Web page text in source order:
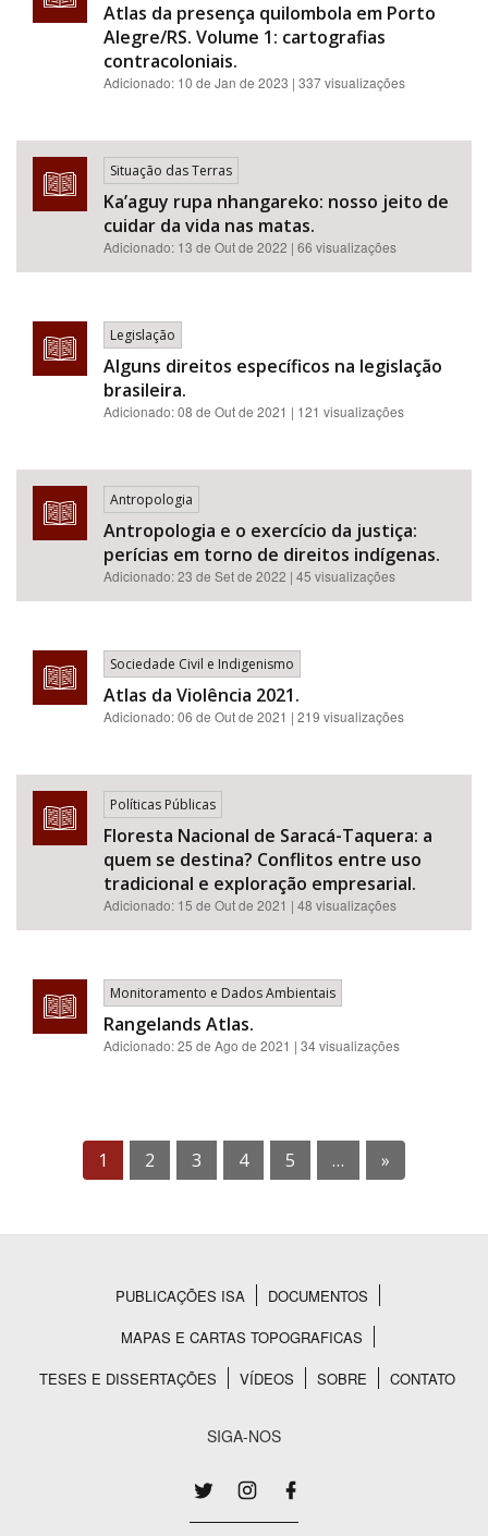
Atlas da presença quilombola em Porto
Alegre/RS. Volume 1: cartografias
contracoloniais.
Adicionado: 10 de Jan de 2023 | 337 visualizações
Situação das Terras
Ka’aguy rupa nhangareko: nosso jeito de
cuidar da vida nas matas.
Adicionado: 13 de Out de 2022 | 66 visualizações
Legislação
Alguns direitos específicos na legislação
brasileira.
Adicionado:08 de Out de 2021 | 121 visualizações
Antropologia
Antropologia e o exercício da justiça:
perícias em torno de direitos indígenas.
Adicionado:23 de Set de 2022 | 45 visualizações
Sociedade Civil e Indigenismo
Atlas da Violência 2021.
Adicionado:06 de Out de 2021 | 219 visualizações
Políticas Públicas
Floresta Nacional de Saracá-Taquera: a
quem se destina? Conflitos entre uso
tradicional e exploração empresarial.
Adicionado: 15 de Out de 2021 | 48 visualizações
Monitoramento e Dados Ambientais
Rangelands Atlas.
Adicionado:25 de Ago de 2021 | 34 visualizações
1 2 3 4 5 … »
Rodapé
PUBLICAÇÕES ISA
DOCUMENTOS
MAPAS E CARTAS TOPOGRAFICAS
TESES E DISSERTAÇÕES
VÍDEOS SOBRE CONTATO
SIGA-NOS